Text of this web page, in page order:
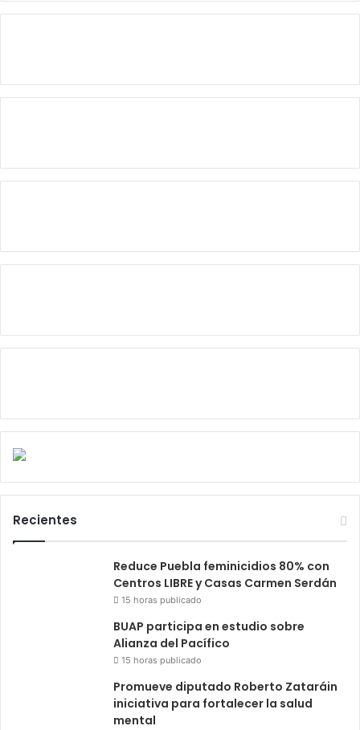
Recientes
Reduce Puebla feminicidios 80% con
Centros LIBRE y Casas Carmen Serdán
15 horas publicado
BUAP participa en estudio sobre
Alianza del Pacífico
15 horas publicado
Promueve diputado Roberto Zataráin
iniciativa para fortalecer la salud
mental